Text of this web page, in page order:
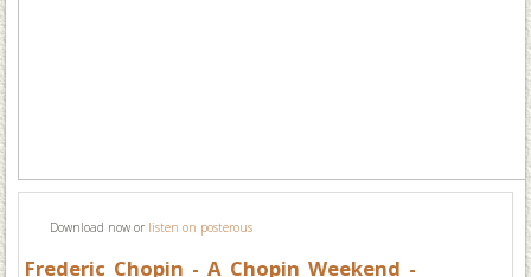
Download now or listen on posterous
Frederic_Chopin_-_A_Chopin_Weekend_-